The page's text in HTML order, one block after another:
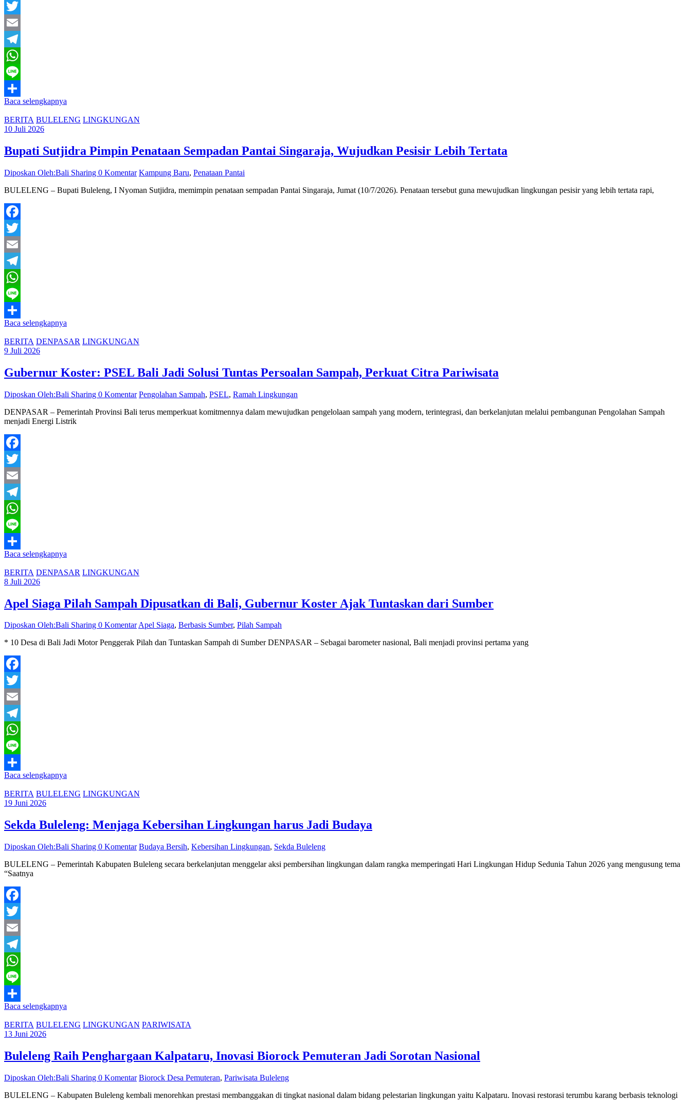
Facebook
Twitter
Email
Telegram
WhatsApp
Line
Share
Baca selengkapnya
BERITA BULELENG LINGKUNGAN
10 Juli 2026
Bupati Sutjidra Pimpin Penataan Sempadan Pantai Singaraja, Wujudkan Pesisir Lebih Tertata
Diposkan Oleh:Bali Sharing 0 Komentar Kampung Baru, Penataan Pantai
BULELENG – Bupati Buleleng, I Nyoman Sutjidra, memimpin penataan sempadan Pantai Singaraja, Jumat (10/7/2026). Penataan tersebut guna mewujudkan lingkungan pesisir yang lebih tertata rapi,
Facebook
Twitter
Email
Telegram
WhatsApp
Line
Share
Baca selengkapnya
BERITA DENPASAR LINGKUNGAN
9 Juli 2026
Gubernur Koster: PSEL Bali Jadi Solusi Tuntas Persoalan Sampah, Perkuat Citra Pariwisata
Diposkan Oleh:Bali Sharing 0 Komentar Pengolahan Sampah, PSEL, Ramah Lingkungan
DENPASAR – Pemerintah Provinsi Bali terus memperkuat komitmennya dalam mewujudkan pengelolaan sampah yang modern, terintegrasi, dan berkelanjutan melalui pembangunan Pengolahan Sampah
menjadi Energi Listrik
Facebook
Twitter
Email
Telegram
WhatsApp
Line
Share
Baca selengkapnya
BERITA DENPASAR LINGKUNGAN
8 Juli 2026
Apel Siaga Pilah Sampah Dipusatkan di Bali, Gubernur Koster Ajak Tuntaskan dari Sumber
Diposkan Oleh:Bali Sharing 0 KomentarApel Siaga, Berbasis Sumber, Pilah Sampah
* 10 Desa di Bali Jadi Motor Penggerak Pilah dan Tuntaskan Sampah di Sumber DENPASAR – Sebagai barometer nasional, Bali menjadi provinsi pertama yang
Facebook
Twitter
Email
Telegram
WhatsApp
Line
Share
Baca selengkapnya
BERITA BULELENG LINGKUNGAN
19 Juni 2026
Sekda Buleleng: Menjaga Kebersihan Lingkungan harus Jadi Budaya
Diposkan Oleh:Bali Sharing 0 Komentar Budaya Bersih, Kebersihan Lingkungan, Sekda Buleleng
BULELENG – Pemerintah Kabupaten Buleleng secara berkelanjutan menggelar aksi pembersihan lingkungan dalam rangka memperingati Hari Lingkungan Hidup Sedunia Tahun 2026 yang mengusung tema
“Saatnya
Facebook
Twitter
Email
Telegram
WhatsApp
Line
Share
Baca selengkapnya
BERITA BULELENG LINGKUNGAN PARIWISATA
13 Juni 2026
Buleleng Raih Penghargaan Kalpataru, Inovasi Biorock Pemuteran Jadi Sorotan Nasional
Diposkan Oleh:Bali Sharing 0 Komentar Biorock Desa Pemuteran, Pariwisata Buleleng
BULELENG – Kabupaten Buleleng kembali menorehkan prestasi membanggakan di tingkat nasional dalam bidang pelestarian lingkungan yaitu Kalpataru. Inovasi restorasi terumbu karang berbasis teknologi